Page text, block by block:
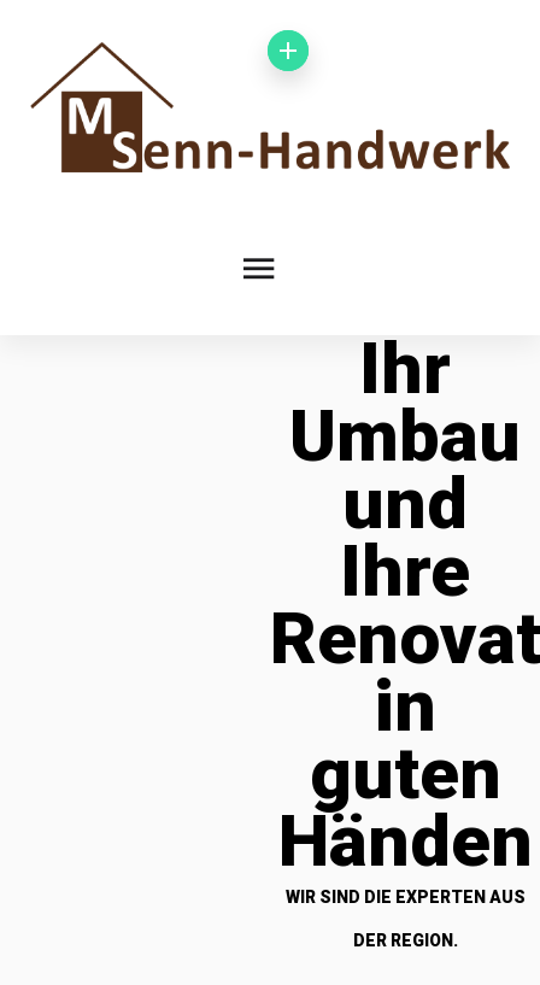
Ihr
Umbau
und
Ihre
in
guten
Händen
WIR SIND DIE EXPERTEN AUS
DER REGION.